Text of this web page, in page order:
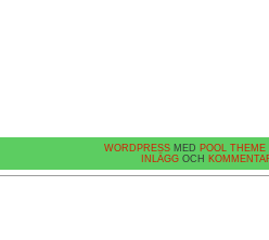
WORDPRESS MED POOL THEME
INLÄGGOCH